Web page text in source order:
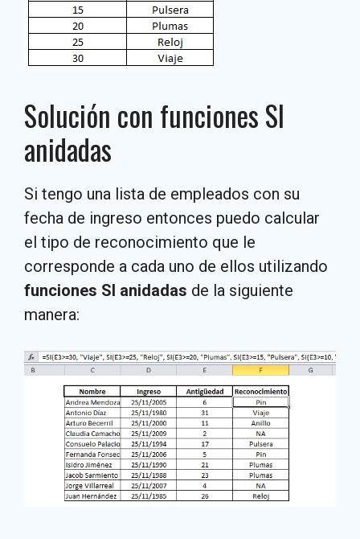
Solución con funciones SI
anidadas
Si tengo una lista de empleados con su
fecha de ingreso entonces puedo calcular
el tipo de reconocimiento que le
corresponde a cada uno de ellos utilizando
funciones SI anidadas de la siguiente
manera: